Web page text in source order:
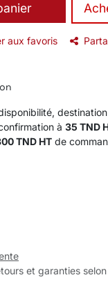
aux favoris
à 35 TND
TND HT de
et garanties selon